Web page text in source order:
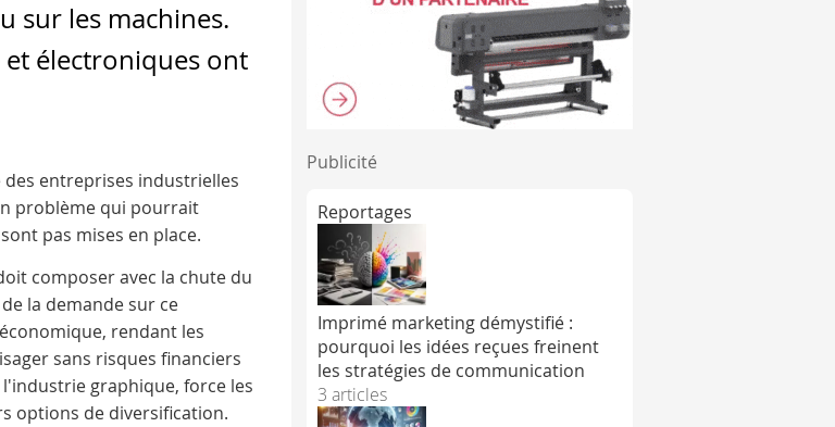
sur les machines.
électroniques ont
entreprises industrielles
problème qui pourrait
pas mises en place.
composer avec la chute du
la demande sur ce
rendant les
sans risques financiers
graphique, force les
options de diversification.
Publicité
Reportages
Imprimé marketing démystifié :
pourquoi les idées reçues freinent
les stratégies de communication
3 articles